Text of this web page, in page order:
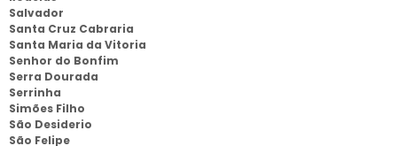
Salvador
Santa Cruz Cabraria
Santa Maria da Vitoria
Senhor do Bonfim
Serra Dourada
Serrinha
Simões Filho
São Desiderio
São Felipe